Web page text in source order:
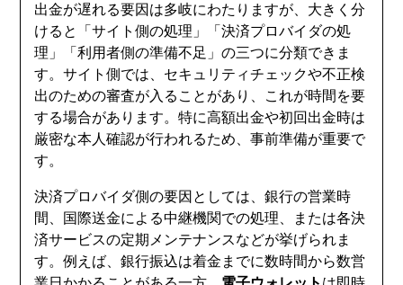
出金が遅れる要因は多岐にわたりますが、大きく分
けると「サイト側の処理」「決済プロバイダの処
理」「利用者側の準備不足」の三つに分類できま
す。サイト側では、セキュリティチェックや不正検
出のための審査が入ることがあり、これが時間を要
する場合があります。特に高額出金や初回出金時は
厳密な本人確認が行われるため、事前準備が重要で
す。
決済プロバイダ側の要因としては、銀行の営業時
間、国際送金による中継機関での処理、または各決
済サービスの定期メンテナンスなどが挙げられま
す。例えば、銀行振込は着金までに数時間から数営